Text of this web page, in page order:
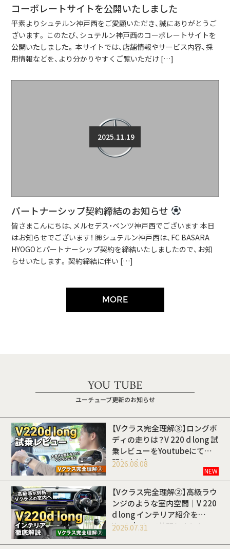
コーポレートサイトを公開いたしました
平素よりシュテルン神戸西をご愛顧いただき、誠にありがとうご
ざいます。 このたび、シュテルン神戸西のコーポレートサイトを
公開いたしました。 本サイトでは、店舗情報やサービス内容、採
用情報などを、より分かりやすくご覧いただけ […]
2025.11.19
パートナーシップ契約締結のお知らせ
皆さまこんにちは、メルセデス・ベンツ神戸西でございます 本日
はお知らせでございます！ ㈱シュテルン神戸西は、FC BASARA
HYOGOとパートナーシップ契約を締結いたしましたので、お知
らせいたします。 契約締結に伴い […]
MORE
YOU TUBE
ユーチューブ更新のお知らせ
【Vクラス完全理解③】ロングボ
ディの走りは？V 220 d long 試
乗レビューをYoutubeにて公
開しました
2026.08.08
NEW
【Vクラス完全理解②】高級ラウ
ンジのような室内空間｜V 220
d long インテリア紹介を
Youtubeにて公開しました
2026.07.31